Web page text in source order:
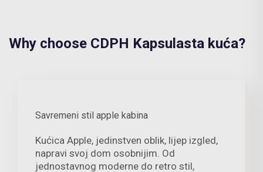
Why choose CDPH Kapsulasta kuća?
Savremeni stil apple kabina
Kućica Apple, jedinstven oblik, lijep izgled,
napravi svoj dom osobnijim. Od
jednostavnog moderne do retro stil,